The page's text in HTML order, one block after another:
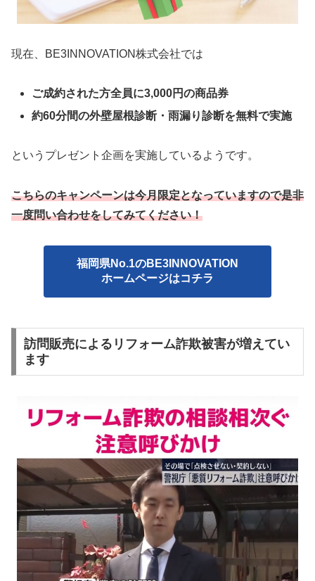
現在、BE3INNOVATION株式会社では
ご成約された方全員に3,000円の商品券
約60分間の外壁屋根診断・雨漏り診断を無料で実施
というプレゼント企画を実施しているようです。
こちらのキャンペーンは今月限定となっていますので是非
一度問い合わせをしてみてください！
福岡県No.1のBE3INNOVATION
ホームページはコチラ
訪問販売によるリフォーム詐欺被害が増えてい
ます